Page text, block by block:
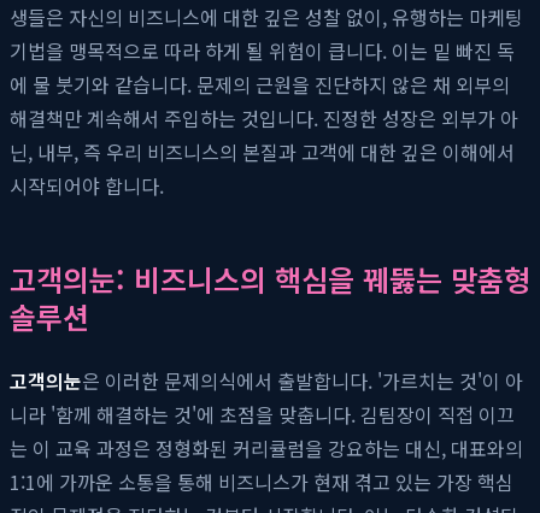
생들은 자신의 비즈니스에 대한 깊은 성찰 없이, 유행하는 마케팅
기법을 맹목적으로 따라 하게 될 위험이 큽니다. 이는 밑 빠진 독
에 물 붓기와 같습니다. 문제의 근원을 진단하지 않은 채 외부의
해결책만 계속해서 주입하는 것입니다. 진정한 성장은 외부가 아
닌, 내부, 즉 우리 비즈니스의 본질과 고객에 대한 깊은 이해에서
시작되어야 합니다.
고객의눈: 비즈니스의 핵심을 꿰뚫는 맞춤형
솔루션
고객의눈은 이러한 문제의식에서 출발합니다. '가르치는 것'이 아
니라 '함께 해결하는 것'에 초점을 맞춥니다. 김팀장이 직접 이끄
는 이 교육 과정은 정형화된 커리큘럼을 강요하는 대신, 대표와의
1:1에 가까운 소통을 통해 비즈니스가 현재 겪고 있는 가장 핵심